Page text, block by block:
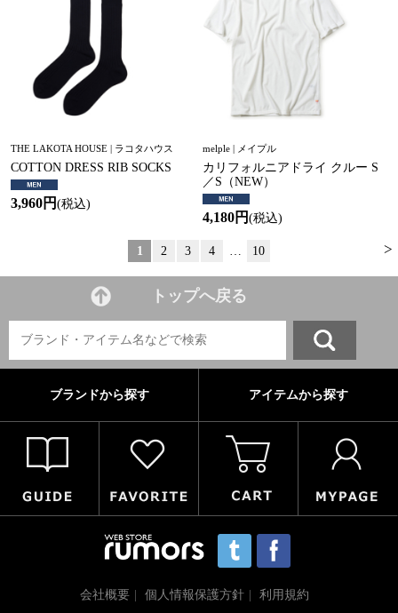
THE LAKOTA HOUSE | ラコタハウス
COTTON DRESS RIB SOCKS
3,960円 (税込)
melple | メイプル
カリフォルニアドライ クルー S
／S（NEW）
4,180円(税込)
>
1 2 3 4 … 10
トップへ戻る
ブランドから探す アイテムから探す
会社概要 個人情報保護方針 利用規約